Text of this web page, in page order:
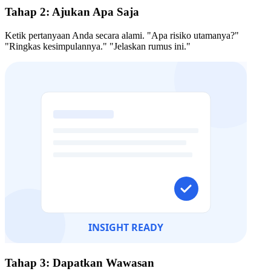
Tahap 2: Ajukan Apa Saja
Ketik pertanyaan Anda secara alami. "Apa risiko utamanya?"
"Ringkas kesimpulannya." "Jelaskan rumus ini."
Tahap 3: Dapatkan Wawasan